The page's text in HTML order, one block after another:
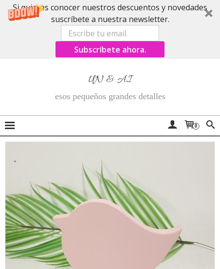
Si quieres conocer nuestros descuentos y novedades
suscríbete a nuestra newsletter.
Subscríbete ahora.
UN & AI
esos pequeños grandes detalles
0